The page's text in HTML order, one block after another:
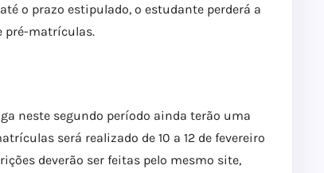
o prazo estipulado, o estudante perderá a
pré-matrículas.
neste segundo período ainda terão uma
será realizado de 10 a 12 de fevereiro
deverão ser feitas pelo mesmo site,